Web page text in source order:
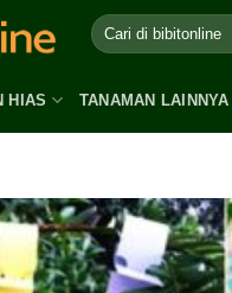
HIAS TANAMAN LAINNYA